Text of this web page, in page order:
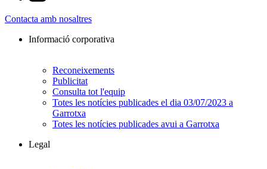
Contacta amb nosaltres
Informació corporativa
Reconeixements
Publicitat
Consulta tot l'equip
Totes les notícies publicades el dia 03/07/2023 a
Garrotxa
Totes les notícies publicades avui a Garrotxa
Legal